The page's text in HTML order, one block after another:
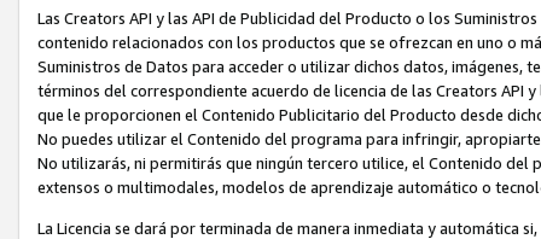
Las Creators API y las API de Publicidad del Producto o los
contenido relacionados con los productos que se ofrezcan en uno o
Suministros de Datos para acceder o utilizar dichos datos,
términos del correspondiente acuerdo de licencia de las Creators API
que le proporcionen el Contenido Publicitario del Producto desde
No puedes utilizar el Contenido del programa para infringir,
No utilizarás, ni permitirás que ningún tercero utilice, el Contenido
extensos o multimodales, modelos de aprendizaje automático o
La Licencia se dará por terminada de manera inmediata y automática